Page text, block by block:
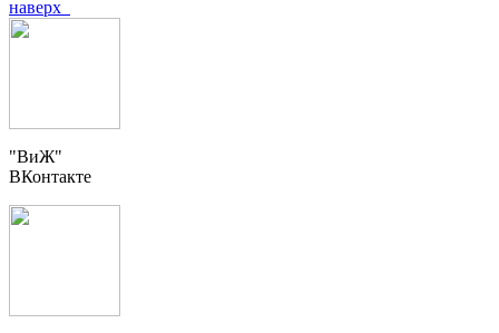
наверх
"ВиЖ"
ВКонтакте